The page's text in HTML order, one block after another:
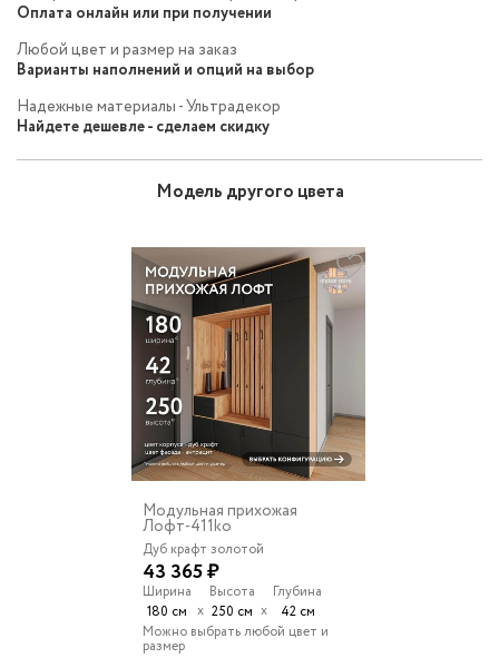
Оплата онлайн или при получении
Любой цвет и размер на заказ
Варианты наполнений и опций на выбор
Надежные материалы - Ультрадекор
Найдете дешевле - сделаем скидку
Модель другого цвета
Модульная прихожая
Лофт-411ko
Дуб крафт золотой
43 365 ₽
Ширина
180 см х
Высота
250 см х
Глубина
42 см
Можно выбрать любой цвет и
размер